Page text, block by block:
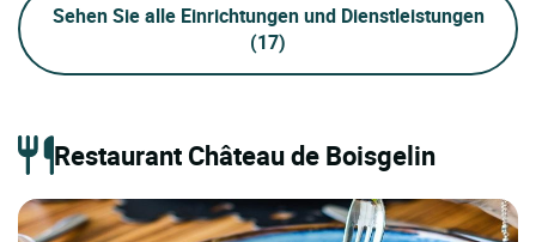
Sehen Sie alle Einrichtungen und Dienstleistungen
(17)
Restaurant Château de Boisgelin